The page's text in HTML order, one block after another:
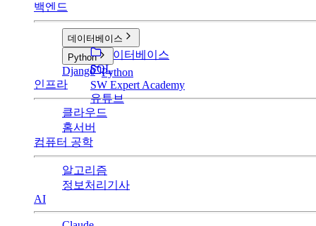
백엔드
데이터베이스
데이터베이스
SQL
Python
Python
SW Expert Academy
유튜브
Django
인프라
클라우드
홈서버
컴퓨터 공학
알고리즘
정보처리기사
AI